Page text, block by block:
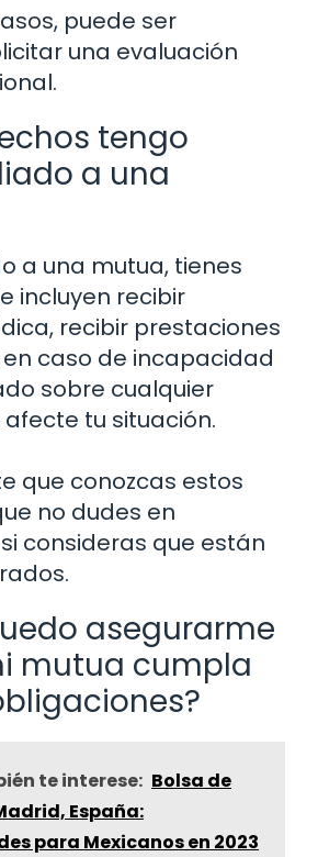
puede ser
una evaluación
tengo
a una
a una mutua, tienes
incluyen recibir
recibir prestaciones
caso de incapacidad
sobre cualquier
tu situación.
que conozcas estos
no dudes en
consideras que están
asegurarme
mutua cumpla
te interese: Bolsa de
España:
para Mexicanos en 2023